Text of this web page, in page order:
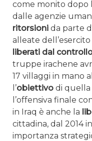
come monito dopo
dalle agenzie
ritorsioni da parte
alleate
liberati dal
truppe irachene
17 villaggi in mano
l’obiettivo di quella
l’offensiva finale
in Iraq è anche la
cittadina, dal 2014
importanza